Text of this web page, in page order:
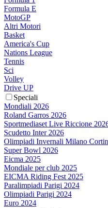
Formula E
MotoGP
Altri Motori
Basket
America's Cup
Nations League
Tennis
Sci
Volley
Drive UP
Speciali
Mondiali 2026
Roland Garros 2026
Sportmediaset Live Riccione
Scudetto Inter 2026
Olimpiadi Invernali Milano
Super Bowl 2026
Eicma 2025
Mondiale per club 2025
EICMA Riding Fest 2025
Paralimpiadi Parigi 2024
Olimpiadi Parigi 2024
Euro 2024